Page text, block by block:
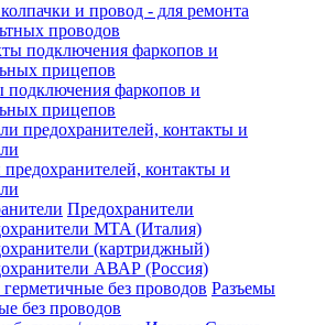
и провод - для ремонта
проводов
подключения фаркопов и
прицепов
контакты и
Предохранители
MTA (Италия)
(картриджный)
АВАР (Россия)
Разъемы
без проводов